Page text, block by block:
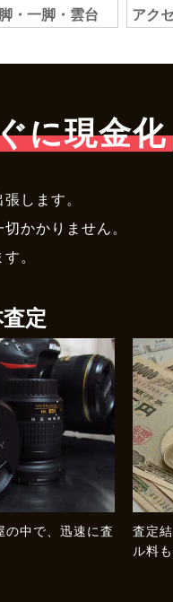
・一脚・雲台 アク
に現金化
します。
かかりません。
。
定
の中で、迅速に査
査定
ル料